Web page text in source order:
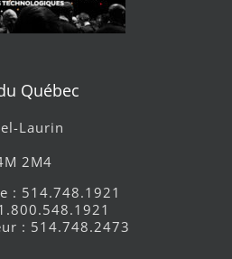
Québec
Laurin
2M4
: 514.748.1921
: 514.748.2473